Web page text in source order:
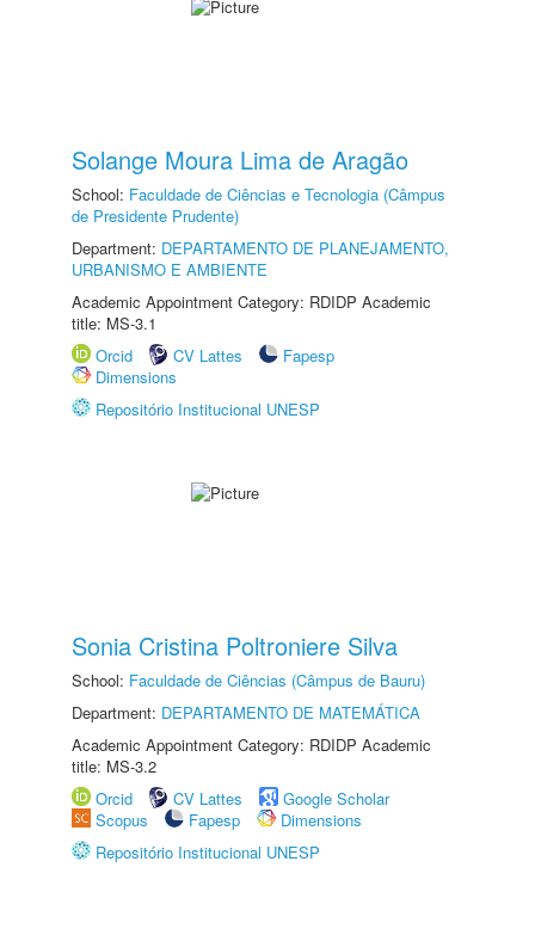
Solange Moura Lima de Aragão
School: Faculdade de Ciências e Tecnologia (Câmpus
de Presidente Prudente)
Department: DEPARTAMENTO DE PLANEJAMENTO,
URBANISMO E AMBIENTE
Academic Appointment Category: RDIDP Academic
title: MS-3.1
Orcid
CV Lattes
Fapesp
Dimensions
Repositório Institucional UNESP
Sonia Cristina Poltroniere Silva
School: Faculdade de Ciências (Câmpus de Bauru)
Department: DEPARTAMENTO DE MATEMÁTICA
Academic Appointment Category: RDIDP Academic
title: MS-3.2
Orcid
CV Lattes
Google Scholar
Scopus
Fapesp
Dimensions
Repositório Institucional UNESP